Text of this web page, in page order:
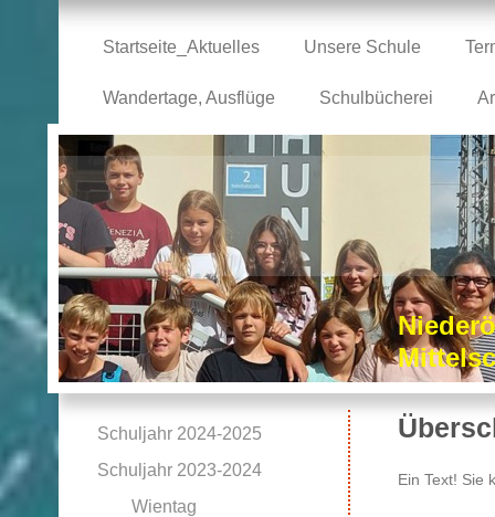
Startseite_Aktuelles Unsere Schule
Wandertage, Ausflüge Schulbücherei
Ein Text! Sie
Schuljahr 2024-2025
Schuljahr 2023-2024
Wientag